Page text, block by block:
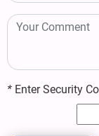
* Enter Security